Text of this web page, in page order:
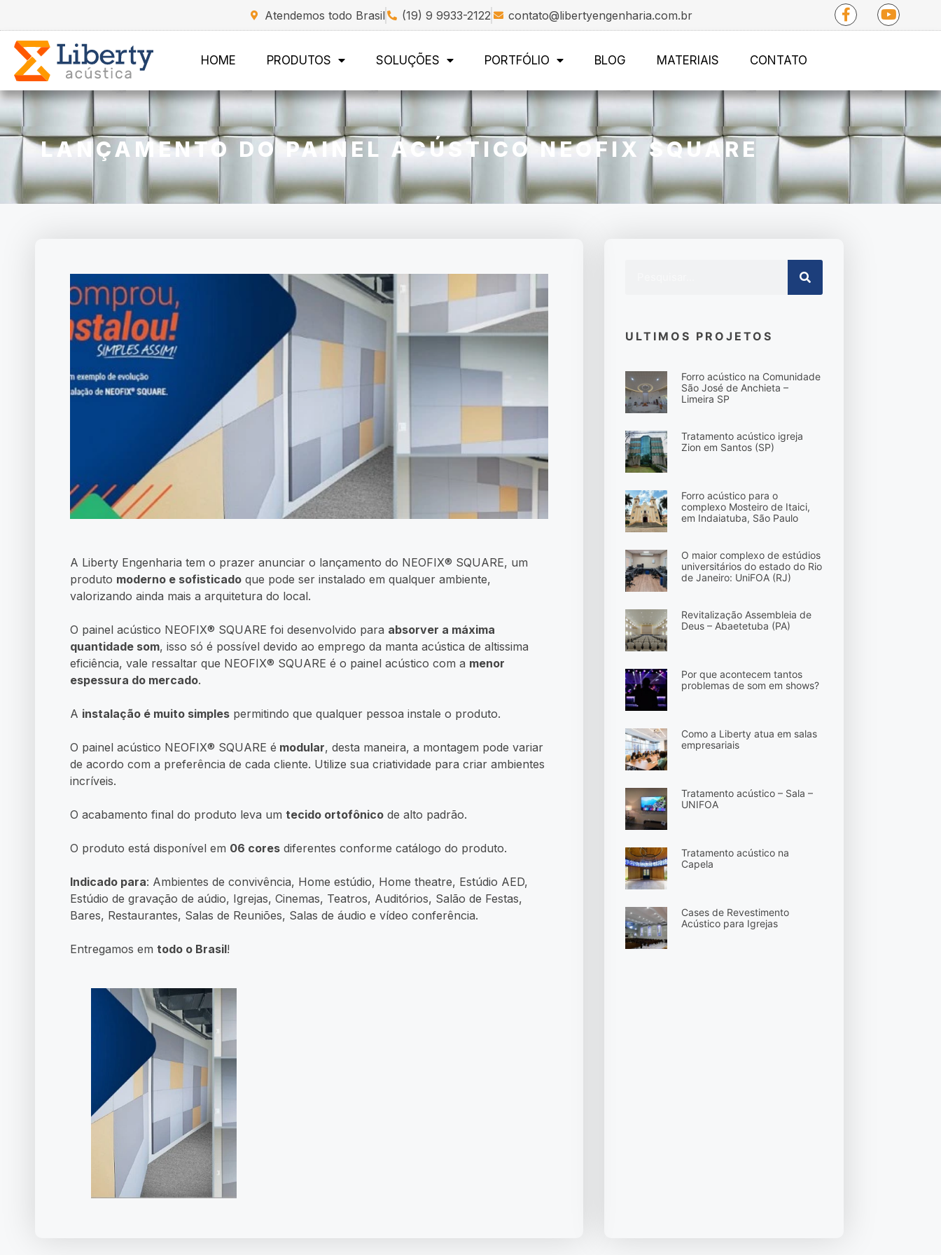
Atendemos todo Brasil (19) 9 9933-2122 contato@libertyengenharia.com.br
HOME PRODUTOS SOLUÇÕES PORTFÓLIO BLOG MATERIAIS CONTATO
LANÇAMENTO DO PAINEL ACÚSTICO NEOFIX SQUARE
A Liberty Engenharia tem o prazer anunciar o lançamento do NEOFIX® SQUARE, um
produto moderno e sofisticado que pode ser instalado em qualquer ambiente,
valorizando ainda mais a arquitetura do local.
O painel acústico NEOFIX® SQUARE foi desenvolvido para absorver a máxima
quantidade som, isso só é possível devido ao emprego da manta acústica de altissima
eficiência, vale ressaltar que NEOFIX® SQUARE é o painel acústico com a menor
espessura do mercado.
A instalação é muito simples permitindo que qualquer pessoa instale o produto.
O painel acústico NEOFIX® SQUARE é modular, desta maneira, a montagem pode variar
de acordo com a preferência de cada cliente. Utilize sua criatividade para criar ambientes
incríveis.
O acabamento final do produto leva um tecido ortofônico de alto padrão.
O produto está disponível em 06 cores diferentes conforme catálogo do produto.
Indicado para: Ambientes de convivência, Home estúdio, Home theatre, Estúdio AED,
Estúdio de gravação de aúdio, Igrejas, Cinemas, Teatros, Auditórios, Salão de Festas,
Bares, Restaurantes, Salas de Reuniões, Salas de áudio e vídeo conferência.
Entregamos em todo o Brasil!
ULTIMOS PROJETOS
Forro acústico na Comunidade
São José de Anchieta –
Limeira SP
Tratamento acústico igreja
Zion em Santos (SP)
Forro acústico para o
complexo Mosteiro de Itaici,
em Indaiatuba, São Paulo
O maior complexo de estúdios
universitários do estado do Rio
de Janeiro: UniFOA (RJ)
Revitalização Assembleia de
Deus – Abaetetuba (PA)
Por que acontecem tantos
problemas de som em shows?
Como a Liberty atua em salas
empresariais
Tratamento acústico – Sala –
UNIFOA
Tratamento acústico na
Capela
Cases de Revestimento
Acústico para Igrejas